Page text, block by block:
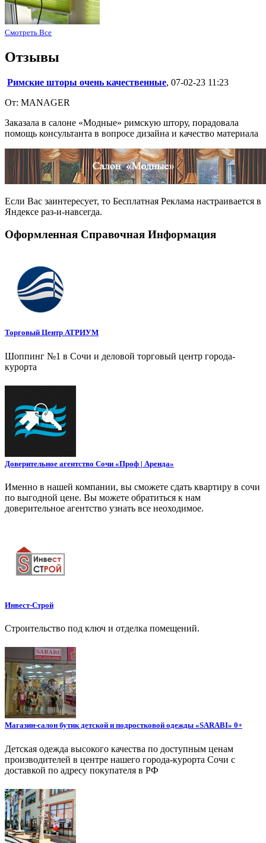
Смотреть Все
Отзывы
Римские шторы очень качественные, 07-02-23 11:23
От: MANAGER
Заказала в салоне «Модные» римскую штору, порадовала
помощь консультанта в вопросе дизайна и качество материала
Если Вас заинтересует, то Бесплатная Реклама настраивается в
Яндексе раз-и-навсегда.
Оформленная Справочная Информация
Торговый Центр АТРИУМ
Шоппинг №1 в Сочи и деловой торговый центр города-
курорта
Доверительное агентство Сочи «Проф | Аренда»
Именно в нашей компании, вы сможете сдать квартиру в сочи
по выгодной цене. Вы можете обратиться к нам
доверительное агентство узнать все неоходимое.
Инвест-Строй
Строительство под ключ и отделка помещений.
Магазин-салон бутик детской и подростковой одежды «SARABI» 0+
Детская одежда высокого качества по доступным ценам
производителей в центре нашего города-курорта Сочи с
доставкой по адресу покупателя в РФ